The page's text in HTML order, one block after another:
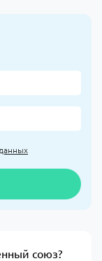
союз?